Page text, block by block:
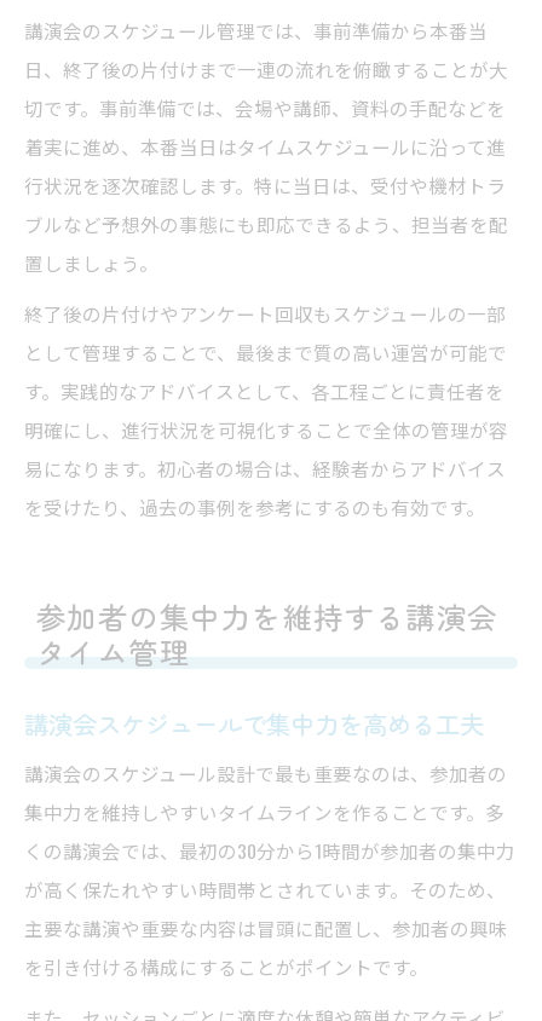
講演会のスケジュール管理では、事前準備から本番当
日、終了後の片付けまで一連の流れを俯瞰することが大
切です。事前準備では、会場や講師、資料の手配などを
着実に進め、本番当日はタイムスケジュールに沿って進
行状況を逐次確認します。特に当日は、受付や機材トラ
ブルなど予想外の事態にも即応できるよう、担当者を配
置しましょう。
終了後の片付けやアンケート回収もスケジュールの一部
として管理することで、最後まで質の高い運営が可能で
す。実践的なアドバイスとして、各工程ごとに責任者を
明確にし、進行状況を可視化することで全体の管理が容
易になります。初心者の場合は、経験者からアドバイス
を受けたり、過去の事例を参考にするのも有効です。
参加者の集中力を維持する講演会
タイム管理
講演会スケジュールで集中力を高める工夫
講演会のスケジュール設計で最も重要なのは、参加者の
集中力を維持しやすいタイムラインを作ることです。多
くの講演会では、最初の30分から1時間が参加者の集中力
が高く保たれやすい時間帯とされています。そのため、
主要な講演や重要な内容は冒頭に配置し、参加者の興味
を引き付ける構成にすることがポイントです。